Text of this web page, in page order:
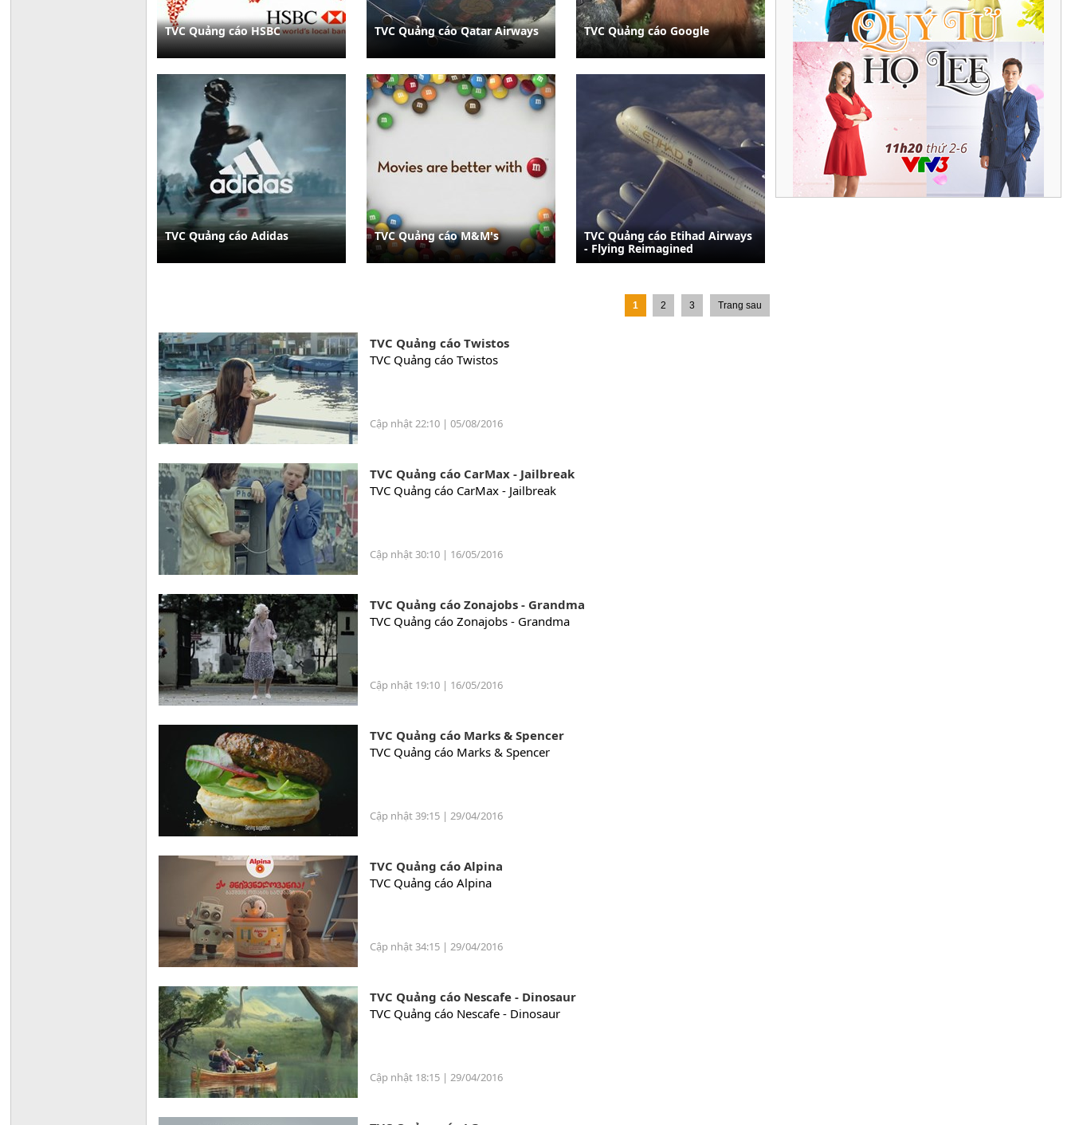
TVC Quảng cáo HSBC TVC Quảng cáo Qatar Airways TVC Quảng cáo Google
TVC Quảng cáo Adidas TVC Quảng cáo M&M's
TVC Quảng cáo Etihad Airways
- Flying Reimagined
1 2 3 Trang sau
TVC Quảng cáo Twistos
TVC Quảng cáo Twistos
Cập nhật 22:10 | 05/08/2016
TVC Quảng cáo CarMax - Jailbreak
TVC Quảng cáo CarMax - Jailbreak
Cập nhật 30:10 | 16/05/2016
TVC Quảng cáo Zonajobs - Grandma
TVC Quảng cáo Zonajobs - Grandma
Cập nhật 19:10 | 16/05/2016
TVC Quảng cáo Marks & Spencer
TVC Quảng cáo Marks & Spencer
Cập nhật 39:15 | 29/04/2016
TVC Quảng cáo Alpina
TVC Quảng cáo Alpina
Cập nhật 34:15 | 29/04/2016
TVC Quảng cáo Nescafe - Dinosaur
TVC Quảng cáo Nescafe - Dinosaur
Cập nhật 18:15 | 29/04/2016